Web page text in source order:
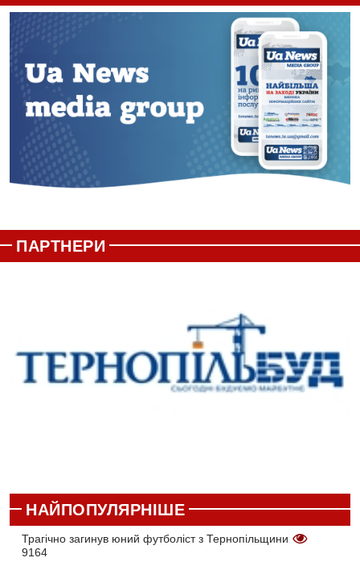
ПАРТНЕРИ
НАЙПОПУЛЯРНІШЕ
Трагічно загинув юний футболіст з Тернопільщини
9164